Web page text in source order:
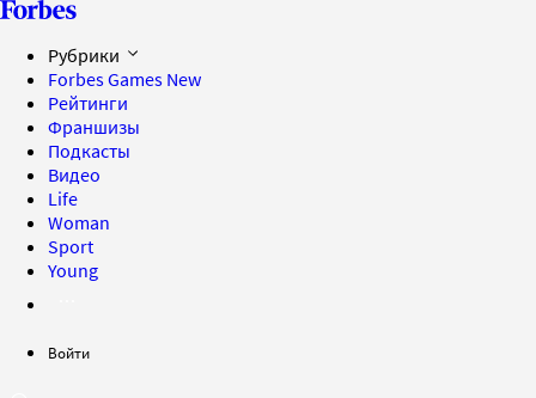
Рубрики
Forbes Games New
Рейтинги
Франшизы
Подкасты
Видео
Life
Woman
Sport
Young
Войти